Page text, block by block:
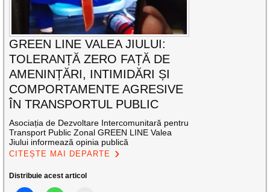
GREEN LINE VALEA JIULUI:
TOLERANȚĂ ZERO FAȚĂ DE
AMENINȚĂRI, INTIMIDĂRI ȘI
COMPORTAMENTE AGRESIVE
ÎN TRANSPORTUL PUBLIC
Asociația de Dezvoltare Intercomunitară pentru
Transport Public Zonal GREEN LINE Valea
Jiului informează opinia publică
CITEȘTE MAI DEPARTE
Distribuie acest articol